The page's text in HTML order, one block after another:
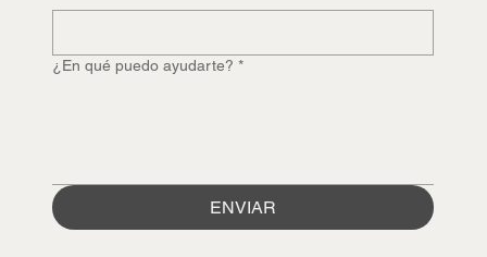
¿En qué puedo ayudarte? *
ENVIAR